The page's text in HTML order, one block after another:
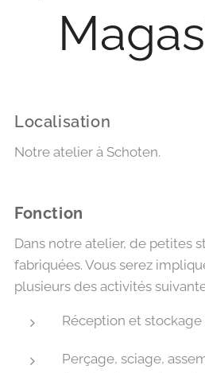
Localisation
Notre atelier à Schoten.
Fonction
Dans notre atelier, de petites
fabriquées. Vous serez
plusieurs des activités
Réception et
Perçage, sciage,